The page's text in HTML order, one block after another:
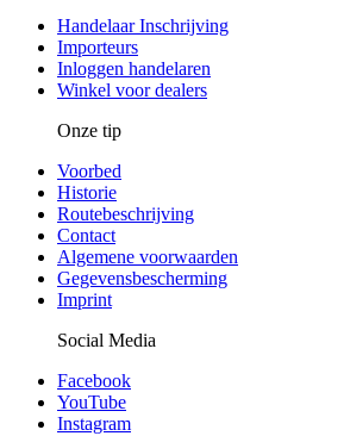
Handelaar Inschrijving
Importeurs
Inloggen handelaren
Winkel voor dealers
Onze tip
Voorbed
Historie
Routebeschrijving
Contact
Algemene voorwaarden
Gegevensbescherming
Imprint
Social Media
Facebook
YouTube
Instagram